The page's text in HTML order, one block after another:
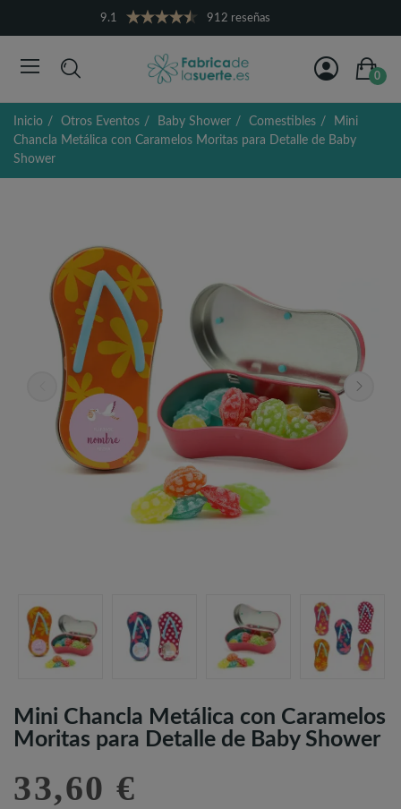
9.1 912 reseñas
0
Inicio Otros Eventos Baby Shower Comestibles
Mini
Chancla Metálica con Caramelos Moritas para Detalle de Baby
Shower
Mini Chancla Metálica con Caramelos
Moritas para Detalle de Baby Shower
33,60 €